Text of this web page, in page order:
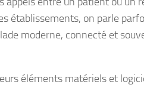
établissements, on parle
moderne, connecté et
éléments matériels et